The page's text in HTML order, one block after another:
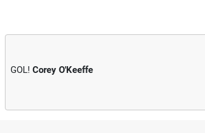
GOL! Corey O'Keeffe